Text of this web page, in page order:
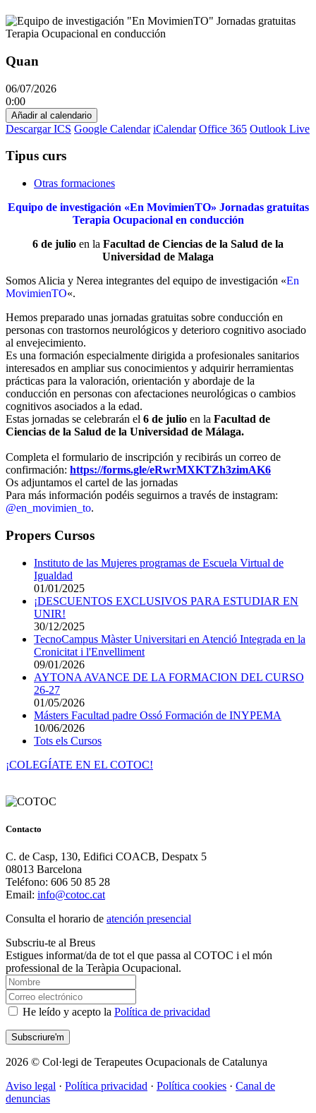
Quan
06/07/2026
0:00
Añadir al calendario
Descargar ICS Google Calendar iCalendar Office 365 Outlook Live
Tipus curs
Otras formaciones
Equipo de investigación «En MovimienTO» Jornadas gratuitas
Terapia Ocupacional en conducción
6 de julio en la Facultad de Ciencias de la Salud de la
Universidad de Malaga
Somos Alicia y Nerea integrantes del equipo de investigación «En
MovimienTO«.
Hemos preparado unas jornadas gratuitas sobre conducción en
personas con trastornos neurológicos y deterioro cognitivo asociado
al envejecimiento.
Es una formación especialmente dirigida a profesionales sanitarios
interesados en ampliar sus conocimientos y adquirir herramientas
prácticas para la valoración, orientación y abordaje de la
conducción en personas con afectaciones neurológicas o cambios
cognitivos asociados a la edad.
Estas jornadas se celebrarán el 6 de julio en la Facultad de
Ciencias de la Salud de la Universidad de Málaga.
Completa el formulario de inscripción y recibirás un correo de
confirmación: https://forms.gle/eRwrMXKTZh3zimAK6
Os adjuntamos el cartel de las jornadas
Para más información podéis seguirnos a través de instagram:
@en_movimien_to.
Propers Cursos
Instituto de las Mujeres programas de Escuela Virtual de
Igualdad
01/01/2025
¡DESCUENTOS EXCLUSIVOS PARA ESTUDIAR EN
UNIR!
30/12/2025
TecnoCampus Màster Universitari en Atenció Integrada en la
Cronicitat i l'Envelliment
09/01/2026
AYTONA AVANCE DE LA FORMACION DEL CURSO
26-27
01/05/2026
Másters Facultad padre Ossó Formación de INYPEMA
10/06/2026
Tots els Cursos
¡COLEGÍATE EN EL COTOC!
Contacto
C. de Casp, 130, Edifici COACB, Despatx 5
08013 Barcelona
Teléfono: 606 50 85 28
Email: info@cotoc.cat
Consulta el horario de atención presencial
Subscriu-te al Breus
Estigues informat/da de tot el que passa al COTOC i el món
professional de la Teràpia Ocupacional.
He leído y acepto la Política de privacidad
2026 © Col·legi de Terapeutes Ocupacionals de Catalunya
Aviso legal · Política privacidad · Política cookies · Canal de
denuncias